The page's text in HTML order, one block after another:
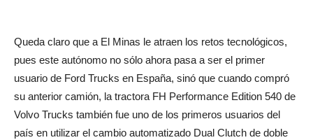
Queda claro que a El Minas le atraen los retos tecnológicos,
pues este autónomo no sólo ahora pasa a ser el primer
usuario de Ford Trucks en España, sinó que cuando compró
su anterior camión, la tractora FH Performance Edition 540 de
Volvo Trucks también fue uno de los primeros usuarios del
país en utilizar el cambio automatizado Dual Clutch de doble